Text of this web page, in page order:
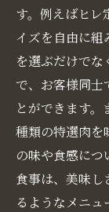
す。例えばヒレ
イズを自由に組
を選ぶだけで
で、お客様同士
とができます
種類の特選肉を
の味や食感に
食事は、美味し
るようなメニュ